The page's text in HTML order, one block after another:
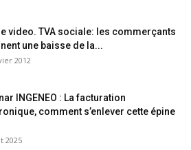
video. TVA sociale: les commerçants
une baisse de la...
2012
INGENEO : La facturation
comment s’enlever cette épine
2025